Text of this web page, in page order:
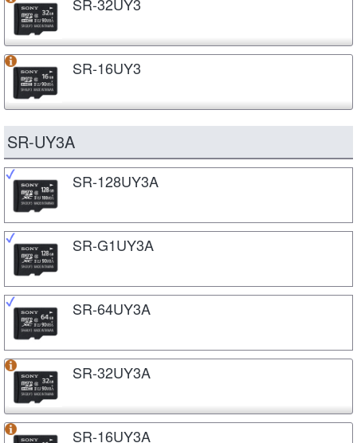
SR-16UY3
SR-UY3A
SR-128UY3A
SR-G1UY3A
SR-64UY3A
SR-32UY3A
SR-16UY3A